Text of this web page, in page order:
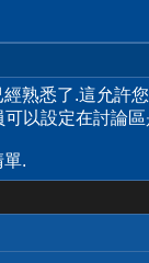
熟悉了.這允許
以設定在討論
.